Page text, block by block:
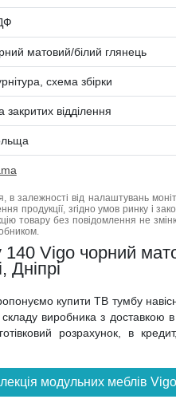
матовий/білий глянець
схема збірки
закритих відділення
в залежності від налаштувань
продукції, згідно умов ринку і
товару без повідомлення не
140 Vigo чорний
Дніпрі
купити ТВ тумбу
виробника з доставкою в
розрахунок, в
модульних меблів